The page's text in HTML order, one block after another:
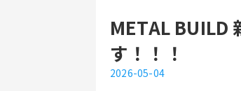
METAL BUILD
す！！！
2026-05-04